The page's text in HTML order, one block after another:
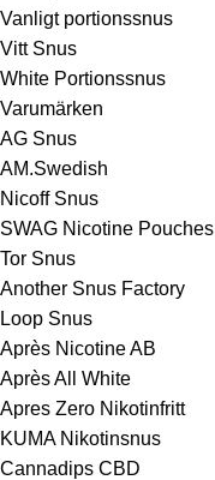
Vanligt portionssnus
Vitt Snus
White Portionssnus
Varumärken
AG Snus
AM.Swedish
Nicoff Snus
SWAG Nicotine Pouches
Tor Snus
Another Snus Factory
Loop Snus
Après Nicotine AB
Après All White
Apres Zero Nikotinfritt
KUMA Nikotinsnus
Cannadips CBD